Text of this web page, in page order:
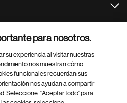
para nosotros.
su experiencia al visitar nuestras
nos muestran cómo
funcionales recuerdan sus
nos ayudan a compartir
Seleccione: "Aceptar todo" para